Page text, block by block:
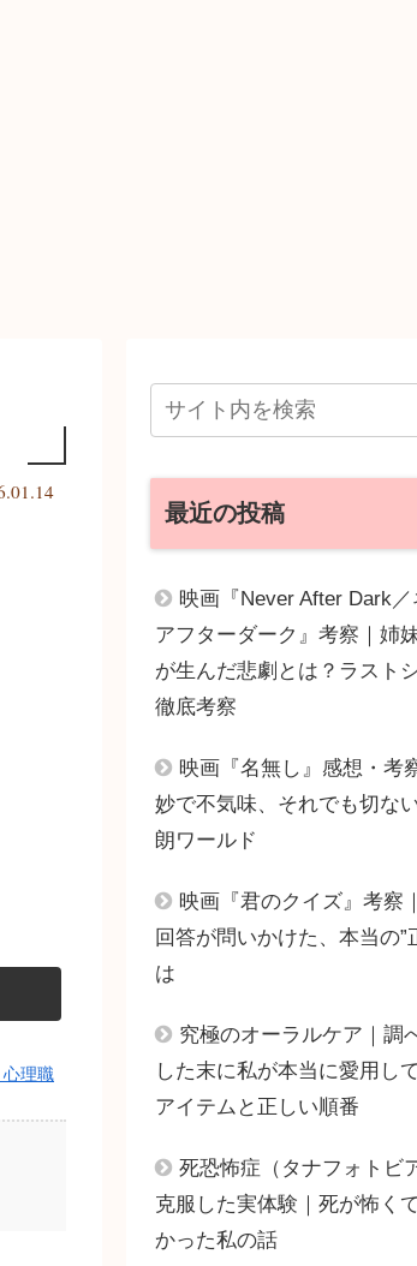
理職
最近の投稿
映画『Never After Dark／
アフターダーク』考察｜姉
が生んだ悲劇とは？ラスト
徹底考察
映画『名無し』感想・考
妙で不気味、それでも切な
朗ワールド
映画『君のクイズ』考察
回答が問いかけた、本当の”
は
究極のオーラルケア｜調
した末に私が本当に愛用し
アイテムと正しい順番
死恐怖症（タナフォトビ
克服した実体験｜死が怖く
かった私の話